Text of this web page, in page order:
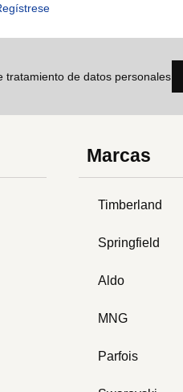
tratamiento de datos personales
Marcas
Timberland
Springfield
Aldo
MNG
Parfois